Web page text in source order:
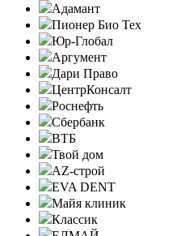
Адамант
Пионер Био Тех
Юр-Глобал
Аргумент
Дари Право
ЦентрКонсалт
Роснефть
Сбербанк
ВТБ
Твой дом
AZ-строй
EVA DENT
Майя клиник
Классик